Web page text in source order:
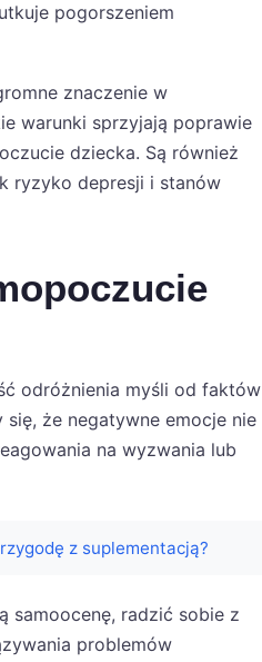
pogorszeniem
znaczenie w
warunki sprzyjają poprawie
dziecka. Są również
ryzyko depresji i stanów
odróżnienia myśli od faktów
że negatywne emocje nie
na wyzwania lub
z suplementacją?
samoocenę, radzić sobie z
problemów